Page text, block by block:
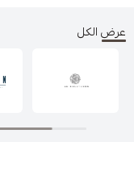
عرض الكل